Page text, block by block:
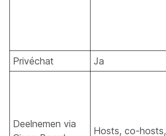
Privéchat Ja
Deelnemen via
Hosts, co-hosts,